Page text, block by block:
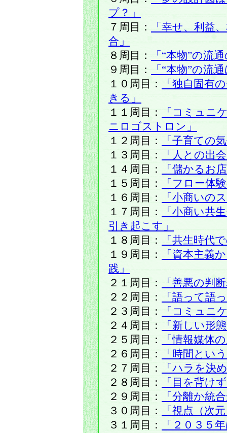
プ？」
７周目：
「幸せ、利益
合」
８周目：
「“本物”の流
９周目：
「“本物”の流
１０周目：
「独自固有
きる」
１１周目：
「コミュニ
ニロゴストロン」
１２周目：
「子育ての
１３周目：
「人との出
１４周目：
「儲かるお
１５周目：
「フロー体
１６周目：
「小商いの
１７周目：
「小商い共
引き起こす」
１８周目：
「共生時代
１９周目：
「資本主義
践」
２１周目：
「善悪の判
２２周目：
「語って語
２３周目：
「コミュニ
２４周目：
「新しい形
２５周目：
「情報媒体
２６周目：
「時間とい
２７周目：
「ハラを決
２８周目：
「目を背け
２９周目：
「分離か統
３０周目：
「視点（次
３１周目：
「２０３５